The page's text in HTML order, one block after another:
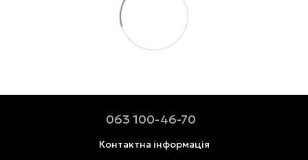
063 100-46-70
Контактна інформація